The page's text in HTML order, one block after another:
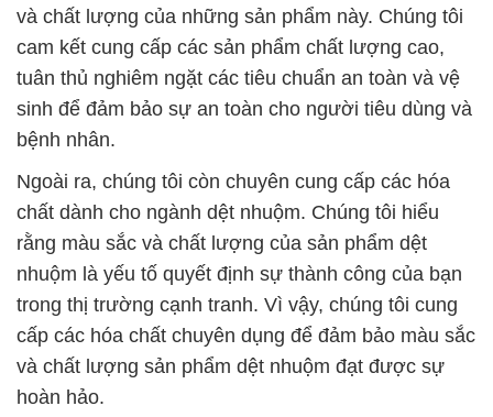
và chất lượng của những sản phẩm này. Chúng tôi
cam kết cung cấp các sản phẩm chất lượng cao,
tuân thủ nghiêm ngặt các tiêu chuẩn an toàn và vệ
sinh để đảm bảo sự an toàn cho người tiêu dùng và
bệnh nhân.
Ngoài ra, chúng tôi còn chuyên cung cấp các hóa
chất dành cho ngành dệt nhuộm. Chúng tôi hiểu
rằng màu sắc và chất lượng của sản phẩm dệt
nhuộm là yếu tố quyết định sự thành công của bạn
trong thị trường cạnh tranh. Vì vậy, chúng tôi cung
cấp các hóa chất chuyên dụng để đảm bảo màu sắc
và chất lượng sản phẩm dệt nhuộm đạt được sự
hoàn hảo.